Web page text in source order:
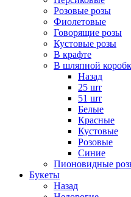
Розовые розы
Фиолетовые
Говорящие розы
Кустовые розы
В крафте
В шляпной
Назад
25 шт
51 шт
Белые
Красные
Кустовые
Розовые
Синие
Пионовидные
Букеты
Назад